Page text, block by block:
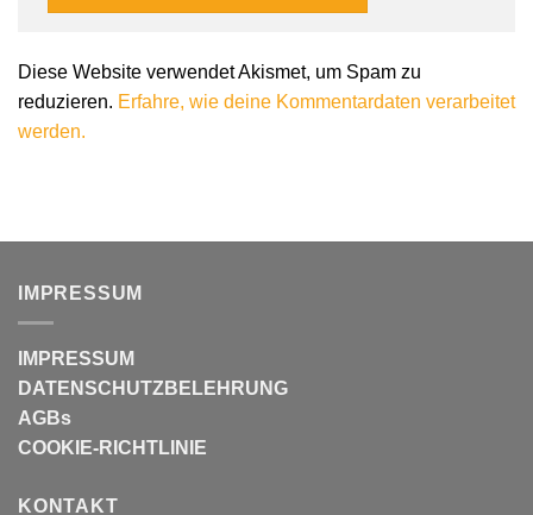
Diese Website verwendet Akismet, um Spam zu
reduzieren. Erfahre, wie deine Kommentardaten verarbeitet
werden.
IMPRESSUM
IMPRESSUM
DATENSCHUTZBELEHRUNG
AGBs
COOKIE-RICHTLINIE
KONTAKT